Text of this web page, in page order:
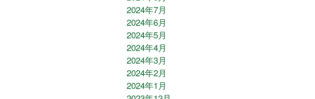
2024年7月
2024年6月
2024年5月
2024年4月
2024年3月
2024年2月
2024年1月